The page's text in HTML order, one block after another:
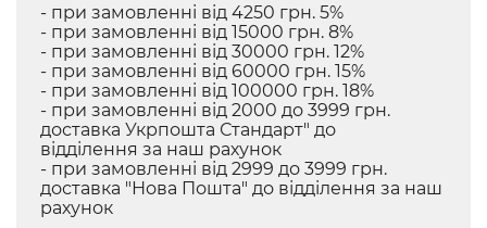
- при замовленні від 4250 грн. 5%
- при замовленні від 15000 грн. 8%
- при замовленні від 30000 грн. 12%
- при замовленні від 60000 грн. 15%
- при замовленні від 100000 грн. 18%
- при замовленні від 2000 до 3999 грн.
доставка Укрпошта Стандарт" до
відділення за наш рахунок
- при замовленні від 2999 до 3999 грн.
доставка "Нова Пошта" до відділення за наш
рахунок